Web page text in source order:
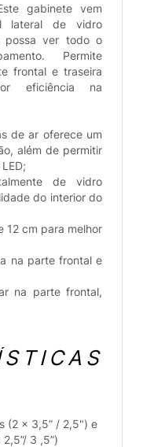
gabinete vem
lateral de vidro
possa ver todo o
Permite
frontal e traseira
eficiência na
de ar oferece um
além de permitir
de vidro
do interior do
12 cm para melhor
na parte frontal e
na parte frontal,
(2 x 3,5” / 2,5") e
3 ,5”)